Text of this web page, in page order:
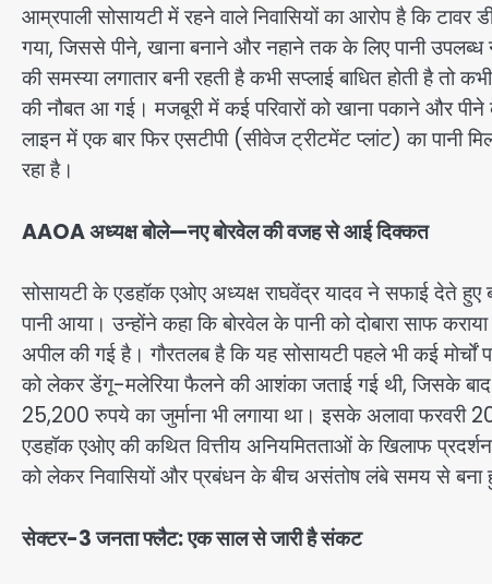
आम्रपाली सोसायटी में रहने वाले निवासियों का आरोप है कि
गया, जिससे पीने, खाना बनाने और नहाने तक के लिए पानी उपलब्ध
की समस्या लगातार बनी रहती है कभी सप्लाई बाधित होती है
की नौबत आ गई। मजबूरी में कई परिवारों को खाना पकाने और पीने
लाइन में एक बार फिर एसटीपी (सीवेज ट्रीटमेंट प्लांट) का पानी
रहा है।
AAOA अध्यक्ष बोले—नए बोरवेल की वजह से आई दिक्कत
सोसायटी के एडहॉक एओए अध्यक्ष राघवेंद्र यादव ने सफाई देते
पानी आया। उन्होंने कहा कि बोरवेल के पानी को दोबारा साफ
अपील की गई है। गौरतलब है कि यह सोसायटी पहले भी कई
को लेकर डेंगू-मलेरिया फैलने की आशंका जताई गई थी, जिसके बाद
25,200 रुपये का जुर्माना भी लगाया था। इसके अलावा फरवरी
एडहॉक एओए की कथित वित्तीय अनियमितताओं के खिलाफ
को लेकर निवासियों और प्रबंधन के बीच असंतोष लंबे समय से
सेक्टर-3 जनता फ्लैट: एक साल से जारी है संकट